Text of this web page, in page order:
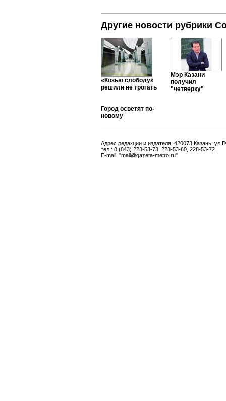
Другие новости рубрики
«Козью слободу»
решили не трогать
Мэр Казани
получил
"четверку"
Город осветят по-
новому
Адрес редакции и издателя: 420073 Казань,
тел.: 8 (843) 228-53-73, 228-53-60, 228-53-72
E-mail: "mail@gazeta-metro.ru"